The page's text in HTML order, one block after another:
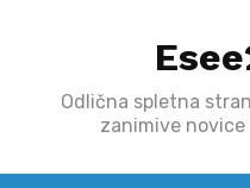
Odlična spletna
zanimive